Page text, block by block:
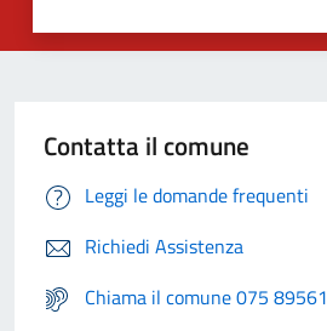
Contatta il comune
Leggi le domande frequenti
Richiedi Assistenza
Chiama il comune 075 89561